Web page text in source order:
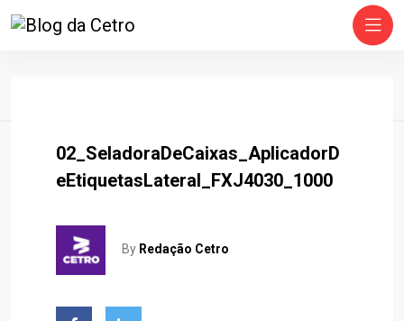
02_SeladoraDeCaixas_AplicadorD
EEtiquetasLateral_FXJ4030_1000
By Redação Cetro